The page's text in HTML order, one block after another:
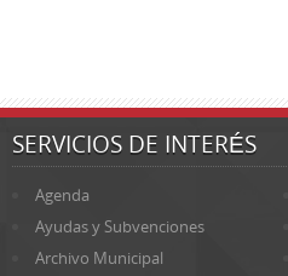
SERVICIOS DE INTERÉS
Agenda
Ayudas y Subvenciones
Archivo Municipal